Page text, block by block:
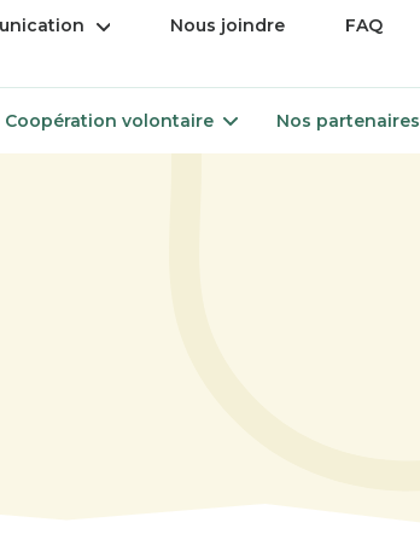
Open Nous joindre FAQ
Coopération volontaire Open Nos partenaires